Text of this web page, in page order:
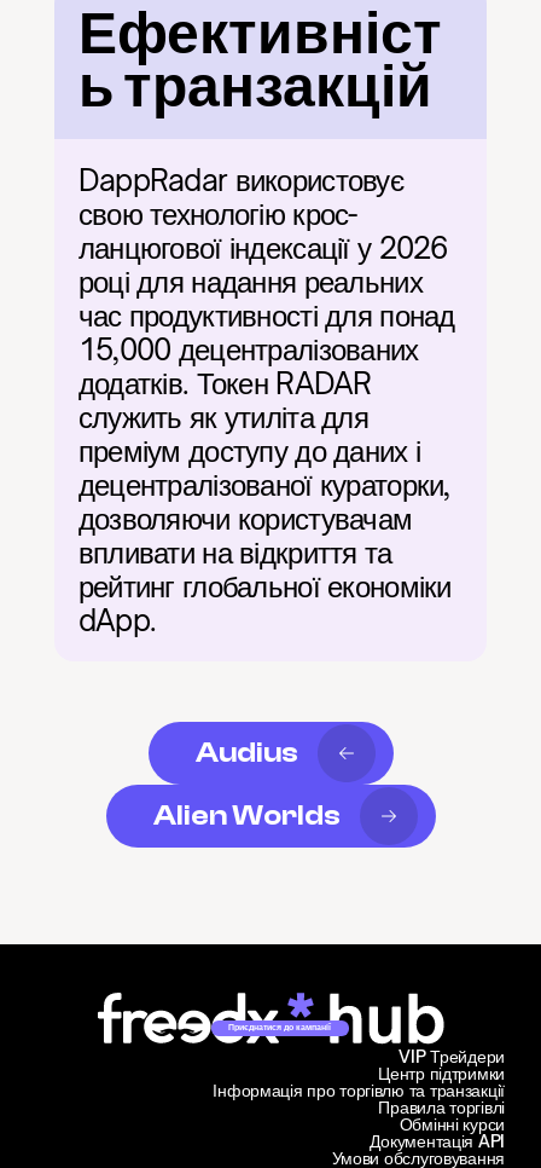
Ефективніст
ь транзакцій
DappRadar використовує
свою технологію крос-
ланцюгової індексації у 2026
році для надання реальних
час продуктивності для понад
15,000 децентралізованих
додатків. Токен RADAR
служить як утиліта для
преміум доступу до даних і
децентралізованої кураторки,
дозволяючи користувачам
впливати на відкриття та
рейтинг глобальної економіки
dApp.
Audius
Alien Worlds
Приєднатися до кампанії
Центр підтримки
Інформація про торгівлю та транзакції
VIP Трейдери
Правила торгівлі
Обмінні курси
Документація API
Умови обслуговування